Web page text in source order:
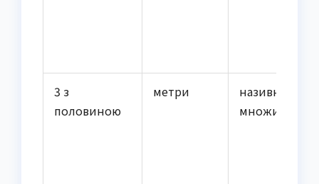
3 з
половиною
метри
називний
множини